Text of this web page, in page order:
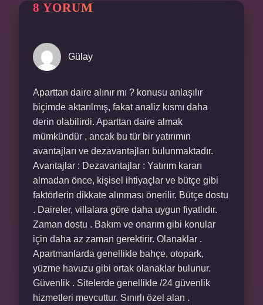
8 YORUM
Gülay
Aparttan daire alınır mı ? konusu anlaşılır
biçimde aktarılmış, fakat analiz kısmı daha
derin olabilirdi. Aparttan daire almak
mümkündür , ancak bu tür bir yatırımın
avantajları ve dezavantajları bulunmaktadır.
Avantajlar : Dezavantajlar : Yatırım kararı
almadan önce, kişisel ihtiyaçlar ve bütçe gibi
faktörlerin dikkate alınması önerilir. Bütçe dostu
. Daireler, villalara göre daha uygun fiyatlıdır.
Zaman dostu . Bakım ve onarım gibi konular
için daha az zaman gerektirir. Olanaklar .
Apartmanlarda genellikle bahçe, otopark,
yüzme havuzu gibi ortak olanaklar bulunur.
Güvenlik . Sitelerde genellikle /24 güvenlik
hizmetleri mevcuttur. Sınırlı özel alan .